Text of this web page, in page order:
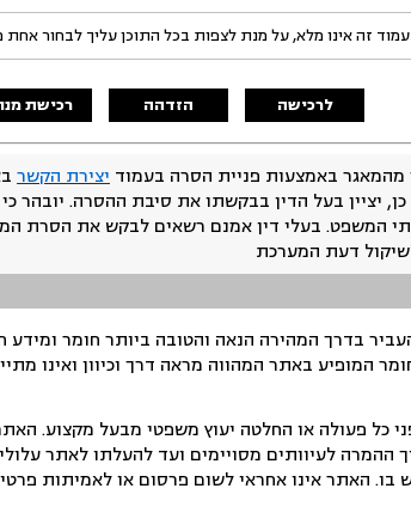
זה אינו מלא, על מנת לצפות בכל התוכן עליך לבחור
לרכישה הזדהה רכישת
באמצעות פניית הסרה בעמוד יצירת הקשר
יציין בעל הדין בבקשתו את סיבת ההסרה. יובהר
המשפט. בעלי דין אמנם רשאים לבקש את הסרת
דעת המערכת
בדרך המהירה הנאה והטובה ביותר חומר ומידע
המופיע באתר המהווה מראה דרך וכיוון ואינו
פעולה או החלטה יעוץ משפטי מבעל מקצוע. האתר
לעיוותים מסויימים ועד להעלתו לאתר
האתר אינו אחראי לשום פרסום או לאמיתות